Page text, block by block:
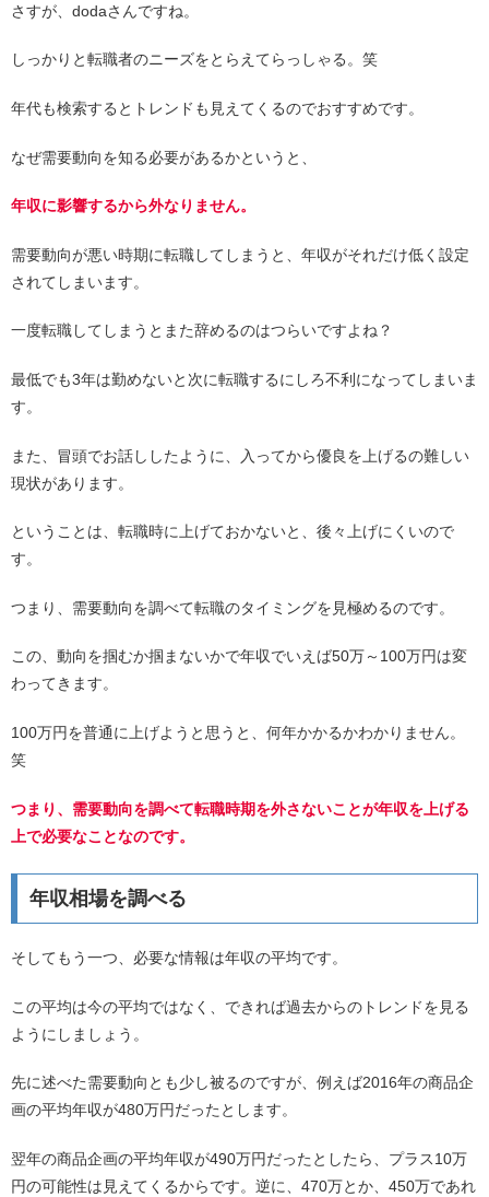
さすが、dodaさんですね。
しっかりと転職者のニーズをとらえてらっしゃる。笑
年代も検索するとトレンドも見えてくるのでおすすめです。
なぜ需要動向を知る必要があるかというと、
年収に影響するから外なりません。
需要動向が悪い時期に転職してしまうと、年収がそれだけ低く設定
されてしまいます。
一度転職してしまうとまた辞めるのはつらいですよね？
最低でも3年は勤めないと次に転職するにしろ不利になってしまいま
す。
また、冒頭でお話ししたように、入ってから優良を上げるの難しい
現状があります。
ということは、転職時に上げておかないと、後々上げにくいので
す。
つまり、需要動向を調べて転職のタイミングを見極めるのです。
この、動向を掴むか掴まないかで年収でいえば50万～100万円は変
わってきます。
100万円を普通に上げようと思うと、何年かかるかわかりません。
笑
つまり、需要動向を調べて転職時期を外さないことが年収を上げる
上で必要なことなのです。
年収相場を調べる
そしてもう一つ、必要な情報は年収の平均です。
この平均は今の平均ではなく、できれば過去からのトレンドを見る
ようにしましょう。
先に述べた需要動向とも少し被るのですが、例えば2016年の商品企
画の平均年収が480万円だったとします。
翌年の商品企画の平均年収が490万円だったとしたら、プラス10万
円の可能性は見えてくるからです。逆に、470万とか、450万であれ